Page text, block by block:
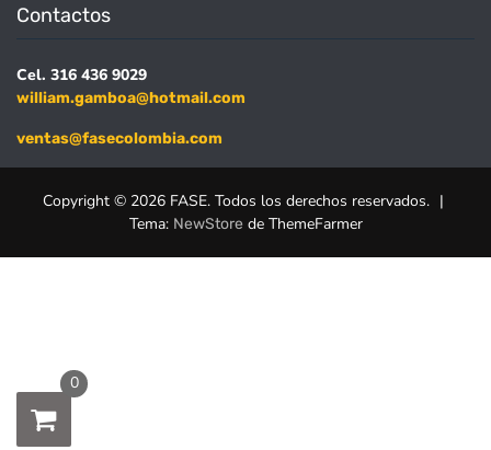
Contactos
Cel. 316 436 9029
william.gamboa@hotmail.com
ventas@fasecolombia.com
Copyright © 2026 FASE. Todos los derechos reservados. |
Tema: NewStore de ThemeFarmer
0